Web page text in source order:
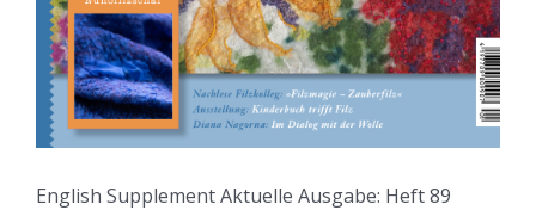
English Supplement Aktuelle Ausgabe: Heft 89